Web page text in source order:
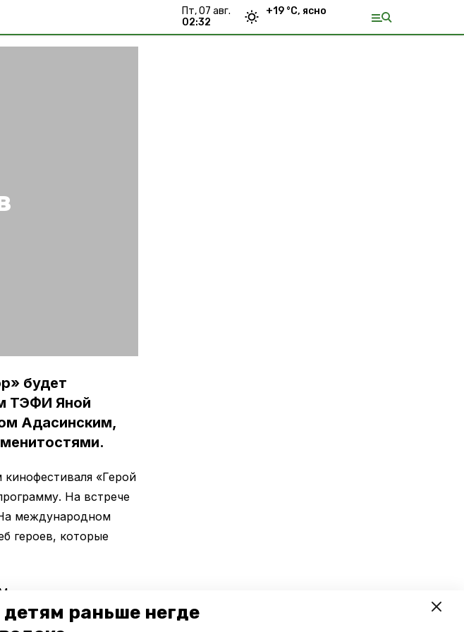
раньше негде
пт, 07 авг.
02:32
+19 °С, ясно
будет
ТЭФИ Яной
Адасинским,
«Герой
На встрече
международном
героев, которые
получит